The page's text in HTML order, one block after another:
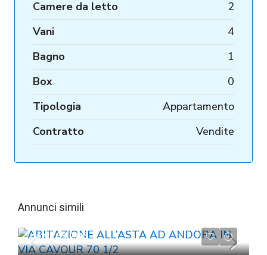
Camere da letto
2
Vani
4
Bagno
1
Box
0
Tipologia
Appartamento
Contratto
Vendite
Annunci simili
da€263.286